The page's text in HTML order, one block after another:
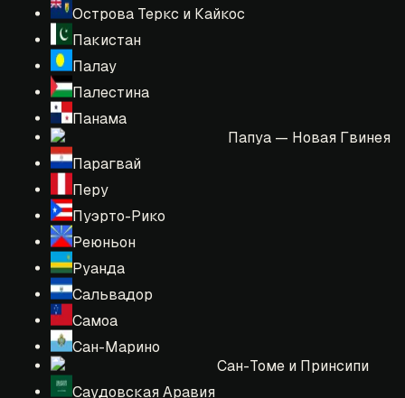
Острова Теркс и Кайкос
Пакистан
Палау
Палестина
Панама
Папуа — Новая Гвинея
Парагвай
Перу
Пуэрто-Рико
Реюньон
Руанда
Сальвадор
Самоа
Сан-Марино
Сан-Томе и Принсипи
Саудовская Аравия